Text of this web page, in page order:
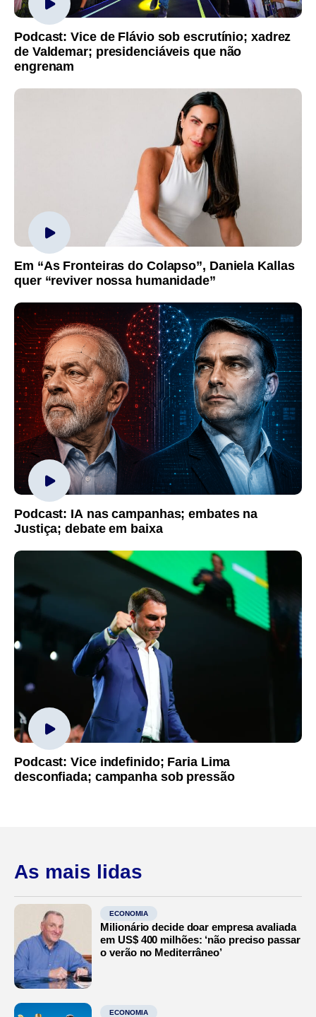
Podcast: Vice de Flávio sob escrutínio; xadrez
de Valdemar; presidenciáveis que não
engrenam
Em “As Fronteiras do Colapso”, Daniela Kallas
quer “reviver nossa humanidade”
Podcast: IA nas campanhas; embates na
Justiça; debate em baixa
Podcast: Vice indefinido; Faria Lima
desconfiada; campanha sob pressão
As mais lidas
ECONOMIA
Milionário decide doar empresa avaliada
em US$ 400 milhões: ‘não preciso passar
o verão no Mediterrâneo’
ECONOMIA